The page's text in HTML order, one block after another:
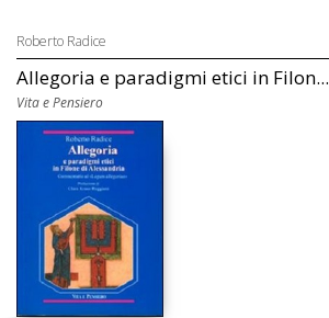
Roberto Radice
Allegoria e paradigmi etici in Filon...
Vita e Pensiero